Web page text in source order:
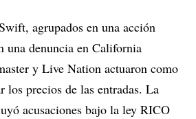
agrupados en una acción
una denuncia en California
y Live Nation actuaron como
los precios de las entradas. La
acusaciones bajo la ley RICO